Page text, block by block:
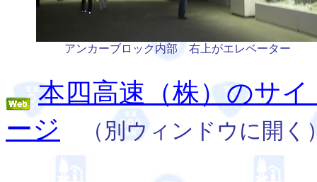
アンカーブロック内部 右上がエレベーター
本四高速（株）のサイ
ージ
（別ウィンドウに開く